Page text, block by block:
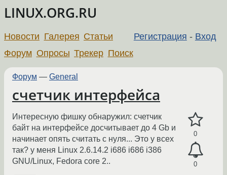
LINUX.ORG.RU
Регистрация - Вход
Новости Галерея Статьи
Форум Опросы Трекер Поиск
Форум — General
счетчик интерфейса
0
0
Интересную фишку обнаружил: счетчик
байт на интерфейсе досчитывает до 4 Gb и
начинает опять считать с нуля... Это у всех
так? у меня Linux 2.6.14.2 i686 i686 i386
GNU/Linux, Fedora core 2..